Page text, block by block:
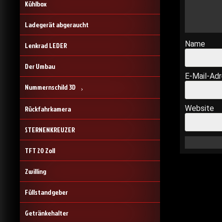
Name
E-Mail-
Website
Kühlbox
Ladegerät abgeraucht
Lenkrad LEDER
Der Umbau
Nummernschild 3D
Rückfahrkamera
STERNENKREUZER
TFT 20 Zoll
Zwilling
Füllstandgeber
Getränkehalter